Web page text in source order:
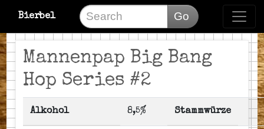
Bierbel Go
Mannenpap Big Bang
Hop Series #2
Alkohol 8,5% Stammwürze